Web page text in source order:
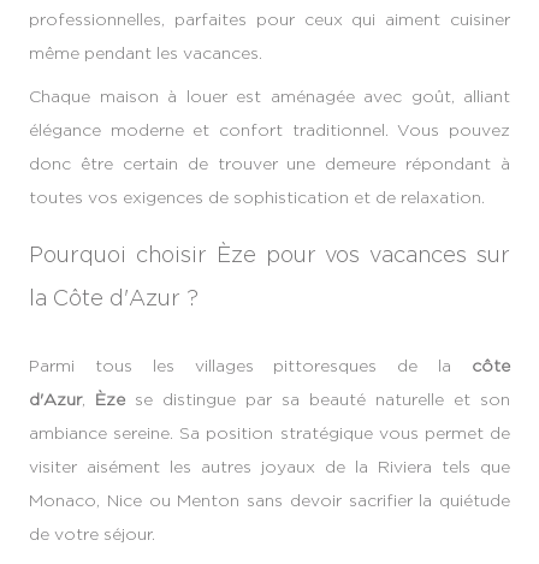
professionnelles, parfaites pour ceux qui aiment cuisiner
même pendant les vacances.
Chaque maison à louer est aménagée avec goût, alliant
élégance moderne et confort traditionnel. Vous pouvez
donc être certain de trouver une demeure répondant à
toutes vos exigences de sophistication et de relaxation.
Pourquoi choisir Èze pour vos vacances sur
la Côte d'Azur ?
Parmi tous les villages pittoresques de la côte
d'Azur, Èze se distingue par sa beauté naturelle et son
ambiance sereine. Sa position stratégique vous permet de
visiter aisément les autres joyaux de la Riviera tels que
Monaco, Nice ou Menton sans devoir sacrifier la quiétude
de votre séjour.